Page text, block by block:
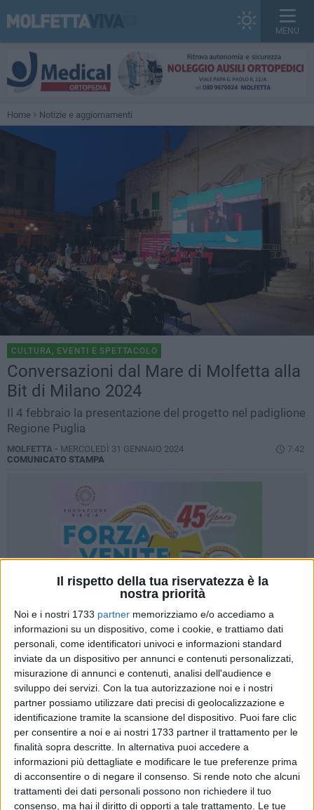
Il rispetto della tua riservatezza è la
nostra priorità
Noi e i nostri 1733 partner memorizziamo e/o accediamo a
informazioni su un dispositivo, come i cookie, e trattiamo dati
personali, come identificatori univoci e informazioni standard
inviate da un dispositivo per annunci e contenuti personalizzati,
misurazione di annunci e contenuti, analisi dell'audience e
sviluppo dei servizi. Con la tua autorizzazione noi e i nostri
partner possiamo utilizzare dati precisi di geolocalizzazione e
identificazione tramite la scansione del dispositivo. Puoi fare clic
per consentire a noi e ai nostri 1733 partner il trattamento per le
finalità sopra descritte. In alternativa puoi accedere a
informazioni più dettagliate e modificare le tue preferenze prima
di acconsentire o di negare il consenso. Si rende noto che alcuni
trattamenti dei dati personali possono non richiedere il tuo
consenso, ma hai il diritto di opporti a tale trattamento. Le tue
MENU
Home Notizie e aggiornamenti
CULTURA, EVENTI E SPETTACOLO
Conversazioni dal Mare di Molfetta alla
Bit di Milano 2024
Il 4 febbraio la presentazione del progetto nel padiglione
Regione Puglia
MOLFETTA - MERCOLEDÌ 31 GENNAIO 2024
7.42
COMUNICATO STAMPA
28
Leggere per scoprire, leggere per viaggiare nel tempo e nello
spazio e per saper vivere e godere dei propri momenti liberi,
meglio se coniugando le proprie passioni con il mare.
Conversazioni dal Mare di Molfetta approda alla Borsa